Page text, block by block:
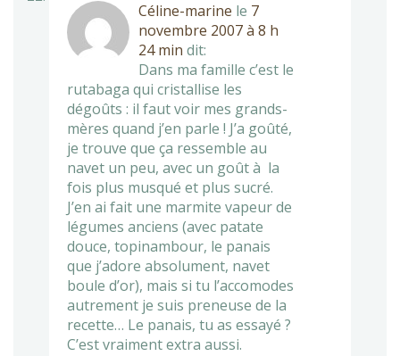
Céline-marine le 7
novembre 2007 à 8 h
24 min dit:
Dans ma famille c’est le
rutabaga qui cristallise les
dégoûts : il faut voir mes grands-
mères quand j’en parle ! J’a goûté,
je trouve que ça ressemble au
navet un peu, avec un goût à la
fois plus musqué et plus sucré.
J’en ai fait une marmite vapeur de
légumes anciens (avec patate
douce, topinambour, le panais
que j’adore absolument, navet
boule d’or), mais si tu l’accomodes
autrement je suis preneuse de la
recette… Le panais, tu as essayé ?
C’est vraiment extra aussi.